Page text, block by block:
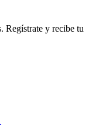
Regístrate y recibe tu